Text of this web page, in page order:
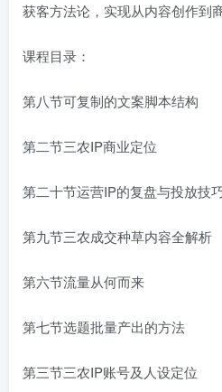
获客方法论，实现从内容创作到
课程目录：
第八节可复制的文案脚本结构
第二节三农IP商业定位
第二十节运营IP的复盘与投放技
第九节三农成交种草内容全解析
第六节流量从何而来
第七节选题批量产出的方法
第三节三农IP账号及人设定位